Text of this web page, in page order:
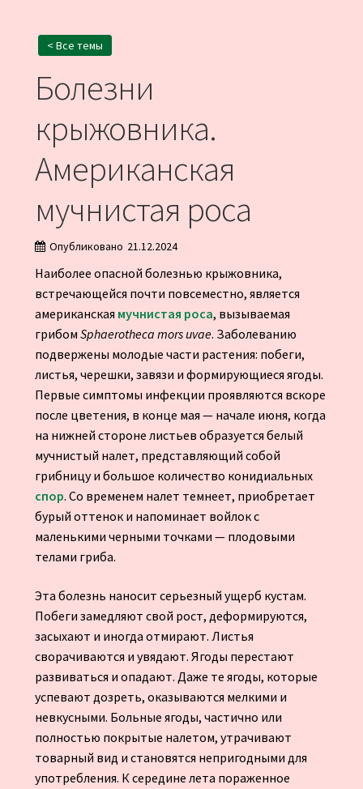
< Все темы
Болезни
крыжовника.
Американская
мучнистая роса
Опубликовано 21.12.2024
Наиболее опасной болезнью крыжовника,
встречающейся почти повсеместно, является
американская мучнистая роса, вызываемая
грибом Sphaerotheca mors uvae. Заболеванию
подвержены молодые части растения: побеги,
листья, черешки, завязи и формирующиеся ягоды.
Первые симптомы инфекции проявляются вскоре
после цветения, в конце мая — начале июня, когда
на нижней стороне листьев образуется белый
мучнистый налет, представляющий собой
грибницу и большое количество конидиальных
спор. Со временем налет темнеет, приобретает
бурый оттенок и напоминает войлок с
маленькими черными точками — плодовыми
телами гриба.
Эта болезнь наносит серьезный ущерб кустам.
Побеги замедляют свой рост, деформируются,
засыхают и иногда отмирают. Листья
сворачиваются и увядают. Ягоды перестают
развиваться и опадают. Даже те ягоды, которые
успевают дозреть, оказываются мелкими и
невкусными. Больные ягоды, частично или
полностью покрытые налетом, утрачивают
товарный вид и становятся непригодными для
употребления. К середине лета пораженное